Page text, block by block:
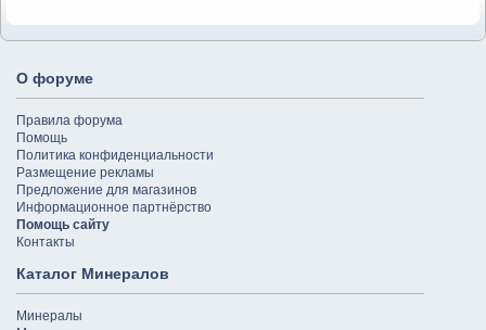
О форуме
Правила форума
Помощь
Политика конфиденциальности
Размещение рекламы
Предложение для магазинов
Информационное партнёрство
Помощь сайту
Контакты
Каталог Минералов
Минералы